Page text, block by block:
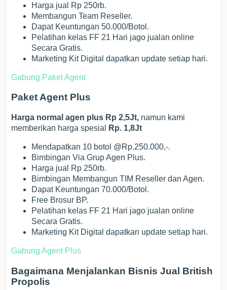
Harga jual Rp 250rb.
Membangun Team Reseller.
Dapat Keuntungan 50.000/Botol.
Pelatihan kelas FF 21 Hari jago jualan online
Secara Gratis.
Marketing Kit Digital dapatkan update setiap hari.
Gabung Paket Agent
Paket Agent Plus
Harga normal agen plus Rp 2,5Jt, namun kami
memberikan harga spesial
Rp. 1,8Jt
Mendapatkan 10 botol @Rp.250.000,-.
Bimbingan Via Grup Agen Plus.
Harga jual Rp 250rb.
Bimbingan Membangun TIM Reseller dan Agen.
Dapat Keuntungan 70.000/Botol.
Free Brosur BP.
Pelatihan kelas FF 21 Hari jago jualan online
Secara Gratis.
Marketing Kit Digital dapatkan update setiap hari.
Gabung Agent Plus
Bagaimana Menjalankan Bisnis Jual British
Propolis